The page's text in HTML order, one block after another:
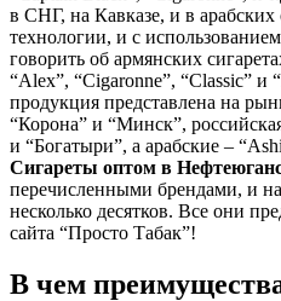
в СНГ, на Кавказе, и в арабских
технологии, и с
говорить об армянских
“Alex”, “Cigaronne”, “Classic” и
продукция представлена на
“Корона” и “Минск”,
и “Богатыри”, а арабские –
Сигареты оптом в
перечисленными брендами, и
несколько десятков. Все они
сайта “Просто Табак”!
В чем